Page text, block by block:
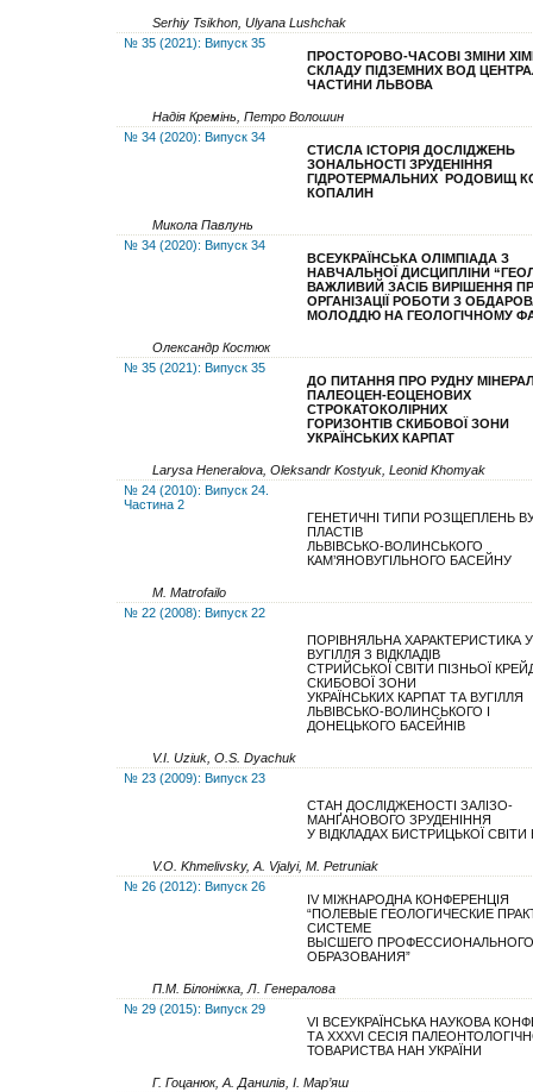
Serhiy Tsikhon, Ulyana Lushchak
№ 35 (2021): Випуск 35
ПРОСТОРОВО-ЧАСОВІ ЗМІНИ
СКЛАДУ ПІДЗЕМНИХ ВОД
ЧАСТИНИ ЛЬВОВА
Надія Кремінь, Петро Волошин
№ 34 (2020): Випуск 34
СТИСЛА ІСТОРІЯ ДОСЛІДЖЕНЬ
ЗОНАЛЬНОСТІ ЗРУДЕНІННЯ
ГІДРОТЕРМАЛЬНИХ РОДОВИЩ
КОПАЛИН
Микола Павлунь
№ 34 (2020): Випуск 34
ВСЕУКРАЇНСЬКА ОЛІМПІАДА З
НАВЧАЛЬНОЇ ДИСЦИПЛІНИ
ВАЖЛИВИЙ ЗАСІБ ВИРІШЕННЯ
ОРГАНІЗАЦІЇ РОБОТИ З
МОЛОДДЮ НА ГЕОЛОГІЧНОМУ
Олександр Костюк
№ 35 (2021): Випуск 35
ДО ПИТАННЯ ПРО РУДНУ
ПАЛЕОЦЕН-ЕОЦЕНОВИХ
СТРОКАТОКОЛІРНИХ
ГОРИЗОНТІВ СКИБОВОЇ ЗОНИ
УКРАЇНСЬКИХ КАРПАТ
Larysa Heneralova, Oleksandr Kostyuk, Leonid Khomyak
№ 24 (2010): Випуск 24.
Частина 2
ГЕНЕТИЧНІ ТИПИ РОЗЩЕПЛЕНЬ
ПЛАСТІВ
ЛЬВІВСЬКО-ВОЛИНСЬКОГО
КАМ’ЯНОВУГІЛЬНОГО БАСЕЙНУ
M. Matrofailo
№ 22 (2008): Випуск 22
ПОРІВНЯЛЬНА ХАРАКТЕРИСТИКА
ВУГІЛЛЯ З ВІДКЛАДІВ
СТРИЙСЬКОЇ СВІТИ ПІЗНЬОЇ
СКИБОВОЇ ЗОНИ
УКРАЇНСЬКИХ КАРПАТ ТА ВУГІЛЛЯ
ЛЬВІВСЬКО-ВОЛИНСЬКОГО І
ДОНЕЦЬКОГО БАСЕЙНІВ
V.І. Uziuk, O.S. Dyachuk
№ 23 (2009): Випуск 23
СТАН ДОСЛІДЖЕНОСТІ ЗАЛІЗО-
МАНҐАНОВОГО ЗРУДЕНІННЯ
У ВІДКЛАДАХ БИСТРИЦЬКОЇ СВІТИ
V.O. Khmelivsky, A. Vjalyi, M. Petruniak
№ 26 (2012): Випуск 26
IV МІЖНАРОДНА КОНФЕРЕНЦІЯ
“ПОЛЕВЫЕ ГЕОЛОГИЧЕСКИЕ
СИСТЕМЕ
ВЫСШЕГО ПРОФЕССИОНАЛЬНОГО
ОБРАЗОВАНИЯ”
П.М. Білоніжка, Л. Генералова
№ 29 (2015): Випуск 29
VІ ВСЕУКРАЇНСЬКА НАУКОВА
ТА ХХХVI СЕСІЯ
ТОВАРИСТВА НАН УКРАЇНИ
Г. Гоцанюк, А. Данилів, І. Мар’яш